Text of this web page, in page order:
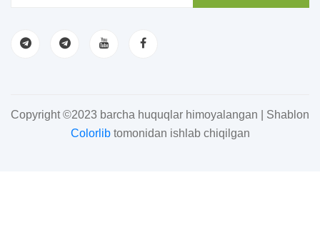
Copyright ©2023 barcha huquqlar himoyalangan | Shablon
Colorlibtomonidan ishlab chiqilgan